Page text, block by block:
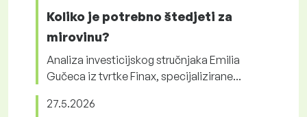
Koliko je potrebno štedjeti za
mirovinu?
Analiza investicijskog stručnjaka Emilia
Gučeca iz tvrtke Finax, specijalizirane...
27.5.2026